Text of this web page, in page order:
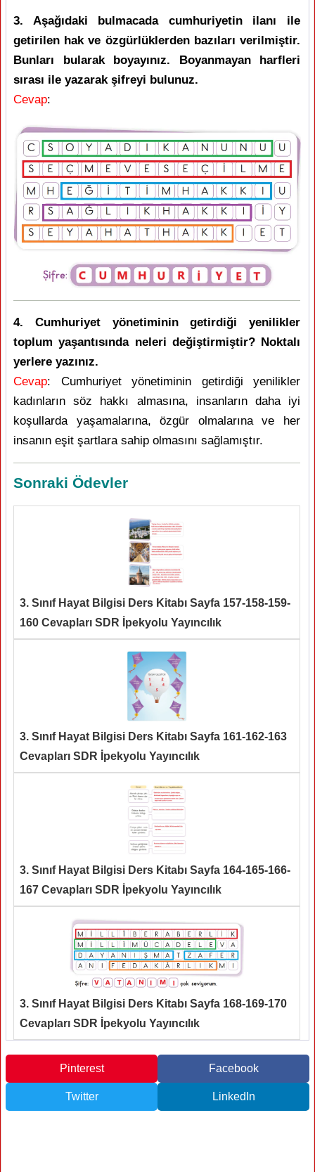
3. Aşağıdaki bulmacada cumhuriyetin ilanı ile
getirilen hak ve özgürlüklerden bazıları verilmiştir.
Bunları bularak boyayınız. Boyanmayan harfleri
sırası ile yazarak şifreyi bulunuz.
Cevap:
4. Cumhuriyet yönetiminin getirdiği yenilikler
toplum yaşantısında neleri değiştirmiştir? Noktalı
yerlere yazınız.
Cevap: Cumhuriyet yönetiminin getirdiği yenilikler
kadınların söz hakkı almasına, insanların daha iyi
koşullarda yaşamalarına, özgür olmalarına ve her
insanın eşit şartlara sahip olmasını sağlamıştır.
Sonraki Ödevler
3. Sınıf Hayat Bilgisi Ders Kitabı Sayfa 157-158-159-
160 Cevapları SDR İpekyolu Yayıncılık
3. Sınıf Hayat Bilgisi Ders Kitabı Sayfa 161-162-163
Cevapları SDR İpekyolu Yayıncılık
3. Sınıf Hayat Bilgisi Ders Kitabı Sayfa 164-165-166-
167 Cevapları SDR İpekyolu Yayıncılık
3. Sınıf Hayat Bilgisi Ders Kitabı Sayfa 168-169-170
Cevapları SDR İpekyolu Yayıncılık
Pinterest Facebook
Twitter LinkedIn